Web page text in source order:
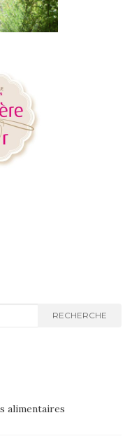
RECHERCHE
alimentaires